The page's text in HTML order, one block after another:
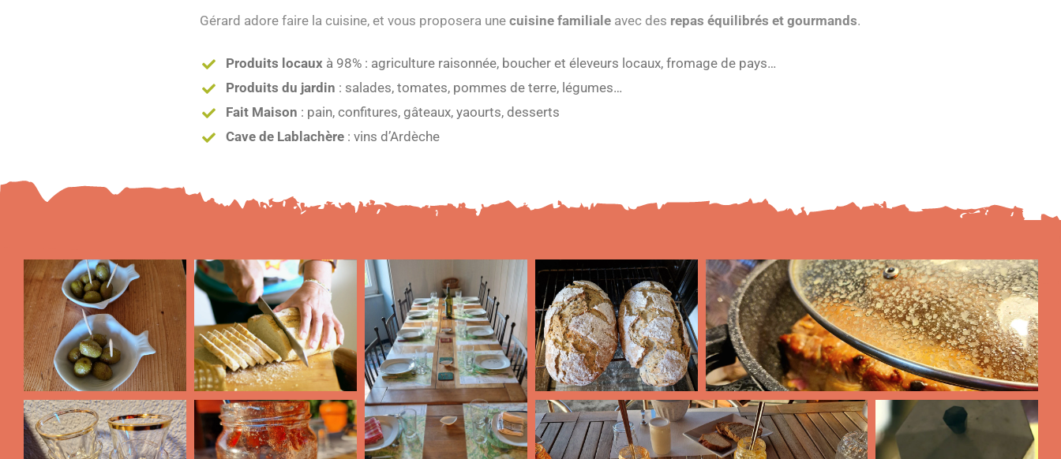
Gérard adore faire la cuisine, et vous proposera une cuisine familialeavec des repas équilibrés et gourmands.
Produits locaux à 98% : agriculture raisonnée, boucher et éleveurs locaux, fromage de pays…
Produits du jardin : salades, tomates, pommes de terre, légumes…
Fait Maison : pain, confitures, gâteaux, yaourts, desserts
Cave de Lablachère : vins d’Ardèche